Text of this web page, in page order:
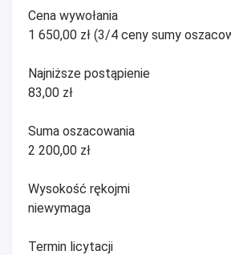
Cena wywołania
1 650,00 zł (3/4 ceny sumy
Najniższe postąpienie
83,00 zł
Suma oszacowania
2 200,00 zł
Wysokość rękojmi
niewymaga
Termin licytacji